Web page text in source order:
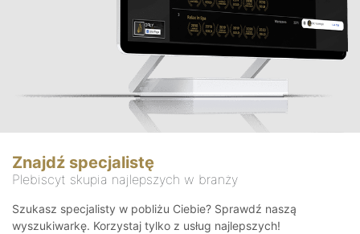
Znajdź specjalistę
Plebiscyt skupia najlepszych w branży
Szukasz specjalisty w pobliżu Ciebie? Sprawdź naszą
wyszukiwarkę. Korzystaj tylko z usług najlepszych!